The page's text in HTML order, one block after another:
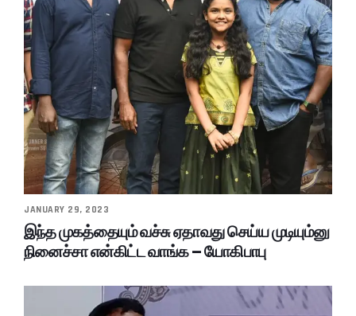
JANUARY 29, 2023
இந்த முகத்தையும் வச்சு ஏதாவது செய்ய முடியும்னு
நினைச்சா என்கிட்ட வாங்க – யோகிபாபு